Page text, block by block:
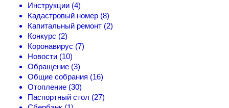
Инструкции (4)
Кадастровый номер (8)
Капитальный ремонт (2)
Конкурс (2)
Коронавирус (7)
Новости (10)
Обращение (3)
Общие собрания (16)
Отопление (30)
Паспортный стол (27)